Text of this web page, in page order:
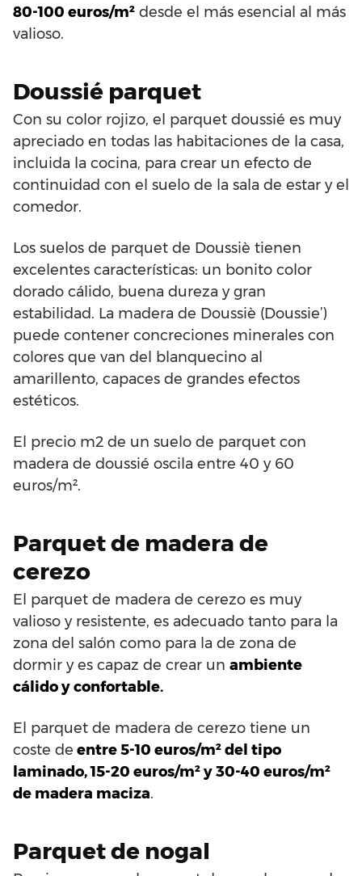
80-100 euros/m² desde el más esencial al más
valioso.
Doussié parquet
Con su color rojizo, el parquet doussié es muy
apreciado en todas las habitaciones de la casa,
incluida la cocina, para crear un efecto de
continuidad con el suelo de la sala de estar y el
comedor.
Los suelos de parquet de Doussiè tienen
excelentes características: un bonito color
dorado cálido, buena dureza y gran
estabilidad. La madera de Doussiè (Doussie’)
puede contener concreciones minerales con
colores que van del blanquecino al
amarillento, capaces de grandes efectos
estéticos.
El precio m2 de un suelo de parquet con
madera de doussié oscila entre 40 y 60
euros/m².
Parquet de madera de
cerezo
El parquet de madera de cerezo es muy
valioso y resistente, es adecuado tanto para la
zona del salón como para la de zona de
dormir y es capaz de crear un ambiente
cálido y confortable.
El parquet de madera de cerezo tiene un
coste de entre 5-10 euros/m² del tipo
laminado, 15-20 euros/m² y 30-40 euros/m²
de madera maciza.
Parquet de nogal